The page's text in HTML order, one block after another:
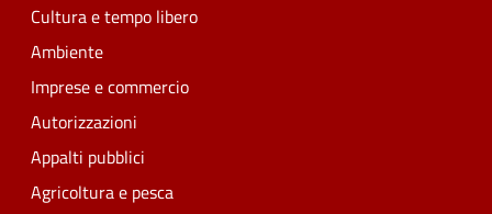
Cultura e tempo libero
Ambiente
Imprese e commercio
Autorizzazioni
Appalti pubblici
Agricoltura e pesca